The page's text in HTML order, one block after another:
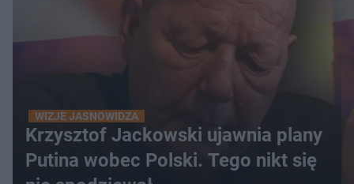
WIZJE JASNOWIDZA
Krzysztof Jackowski ujawnia plany
Putina wobec Polski. Tego nikt się